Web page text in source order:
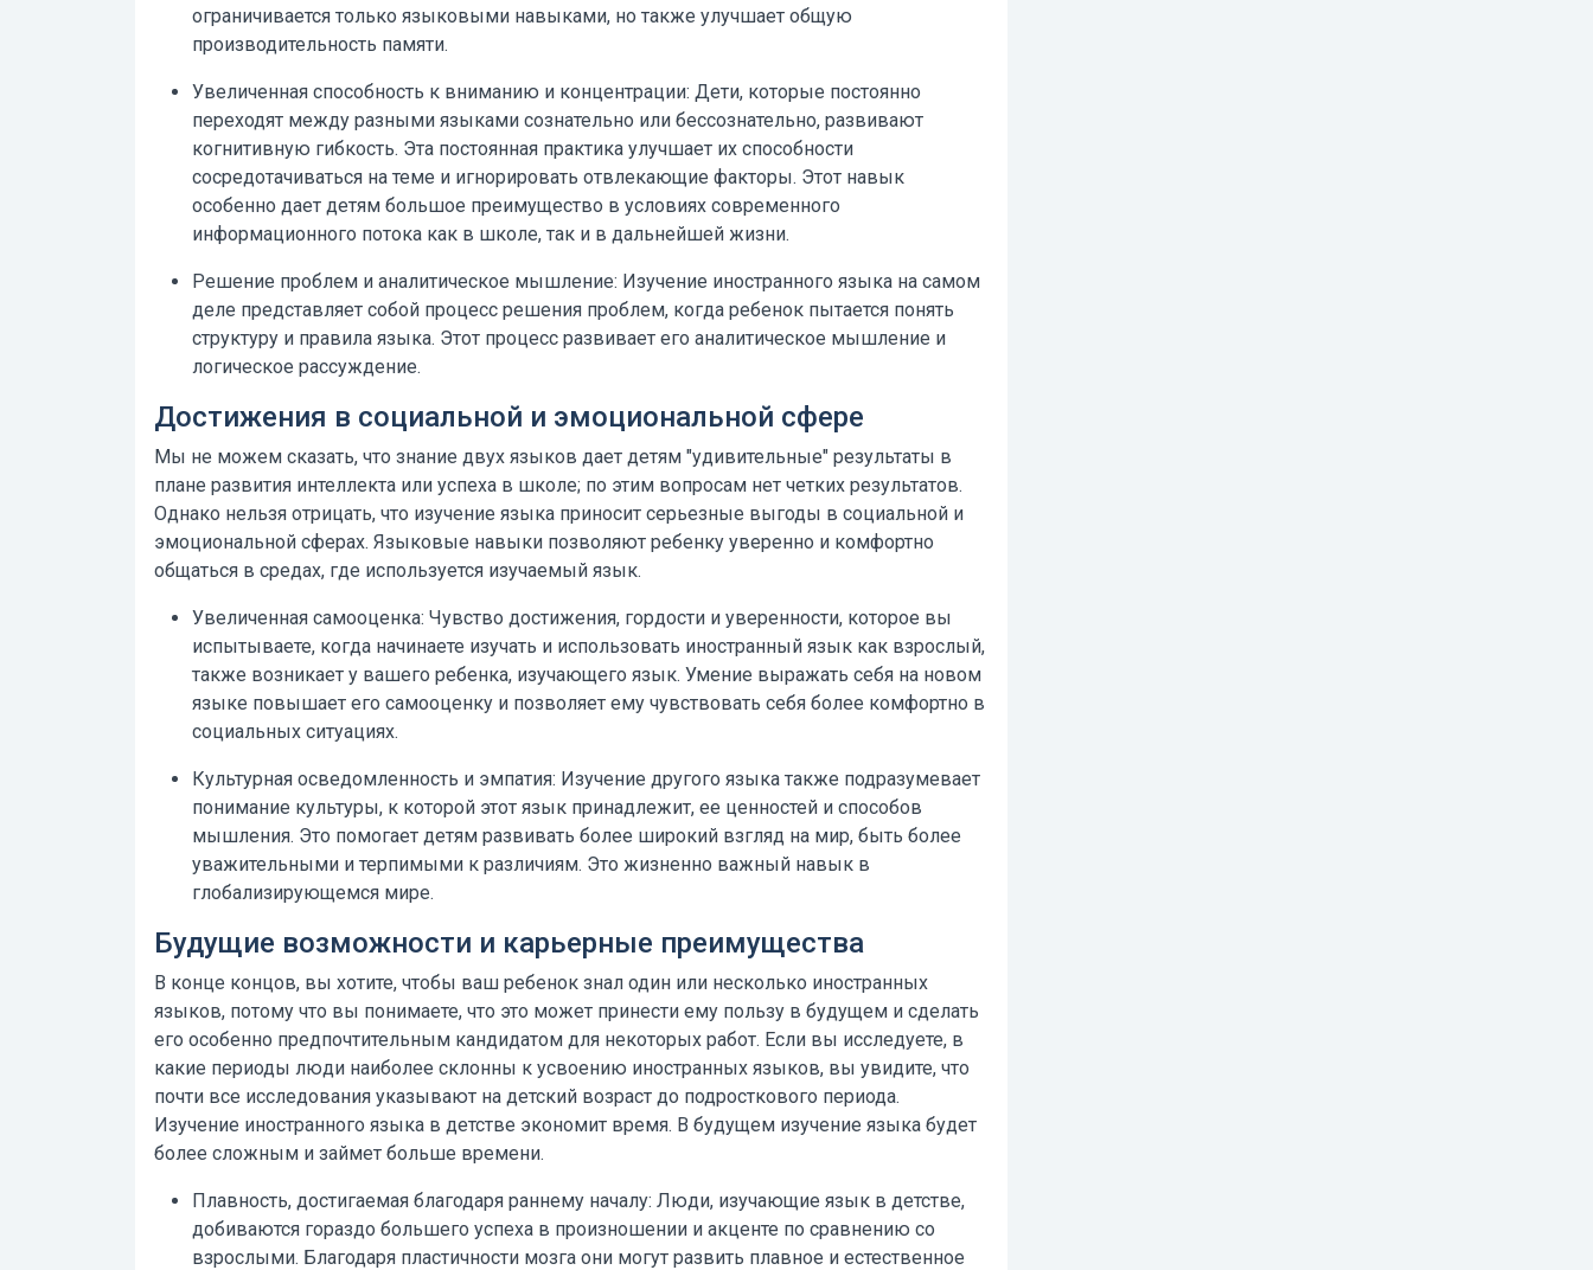
ограничивается только языковыми навыками, но также улучшает общую
производительность памяти.
Увеличенная способность к вниманию и концентрации: Дети, которые постоянно
переходят между разными языками сознательно или бессознательно, развивают
когнитивную гибкость. Эта постоянная практика улучшает их способности
сосредотачиваться на теме и игнорировать отвлекающие факторы. Этот навык
особенно дает детям большое преимущество в условиях современного
информационного потока как в школе, так и в дальнейшей жизни.
Решение проблем и аналитическое мышление: Изучение иностранного языка на самом
деле представляет собой процесс решения проблем, когда ребенок пытается понять
структуру и правила языка. Этот процесс развивает его аналитическое мышление и
логическое рассуждение.
Достижения в социальной и эмоциональной сфере
Мы не можем сказать, что знание двух языков дает детям "удивительные" результаты в
плане развития интеллекта или успеха в школе; по этим вопросам нет четких результатов.
Однако нельзя отрицать, что изучение языка приносит серьезные выгоды в социальной и
эмоциональной сферах. Языковые навыки позволяют ребенку уверенно и комфортно
общаться в средах, где используется изучаемый язык.
Увеличенная самооценка: Чувство достижения, гордости и уверенности, которое вы
испытываете, когда начинаете изучать и использовать иностранный язык как взрослый,
также возникает у вашего ребенка, изучающего язык. Умение выражать себя на новом
языке повышает его самооценку и позволяет ему чувствовать себя более комфортно в
социальных ситуациях.
Культурная осведомленность и эмпатия: Изучение другого языка также подразумевает
понимание культуры, к которой этот язык принадлежит, ее ценностей и способов
мышления. Это помогает детям развивать более широкий взгляд на мир, быть более
уважительными и терпимыми к различиям. Это жизненно важный навык в
глобализирующемся мире.
Будущие возможности и карьерные преимущества
В конце концов, вы хотите, чтобы ваш ребенок знал один или несколько иностранных
языков, потому что вы понимаете, что это может принести ему пользу в будущем и сделать
его особенно предпочтительным кандидатом для некоторых работ. Если вы исследуете, в
какие периоды люди наиболее склонны к усвоению иностранных языков, вы увидите, что
почти все исследования указывают на детский возраст до подросткового периода.
Изучение иностранного языка в детстве экономит время. В будущем изучение языка будет
более сложным и займет больше времени.
Плавность, достигаемая благодаря раннему началу: Люди, изучающие язык в детстве,
добиваются гораздо большего успеха в произношении и акценте по сравнению со
взрослыми. Благодаря пластичности мозга они могут развить плавное и естественное